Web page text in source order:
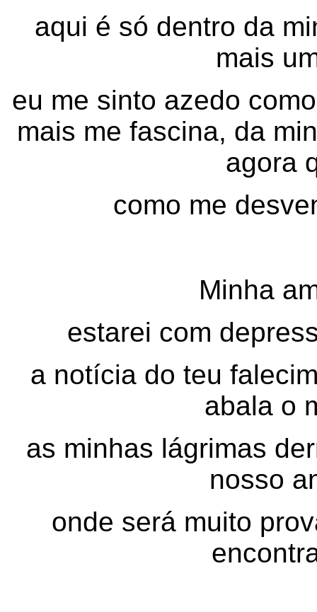
aqui é só dentro da
mais
eu me sinto azedo
mais me fascina, da
agora
como me
Minha
estarei com
a notícia do teu
abala o
as minhas lágrimas
nosso
onde será muito